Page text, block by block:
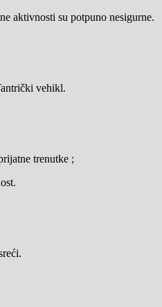
aktivnosti su potpuno nesigurne.
vehikl.
trenutke ;